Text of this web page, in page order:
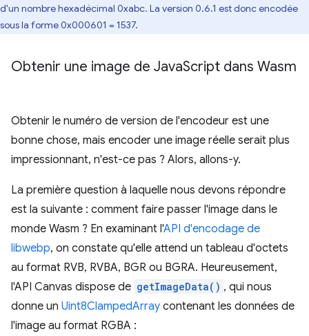
d'un nombre hexadécimal 0xabc. La version 0.6.1 est donc encodée
sous la forme 0x000601 = 1537.
Obtenir une image de JavaScript dans Wasm
Obtenir le numéro de version de l'encodeur est une
bonne chose, mais encoder une image réelle serait plus
impressionnant, n'est-ce pas ? Alors, allons-y.
La première question à laquelle nous devons répondre
est la suivante : comment faire passer l'image dans le
monde Wasm ? En examinant l'API d'encodage de
libwebp, on constate qu'elle attend un tableau d'octets
au format RVB, RVBA, BGR ou BGRA. Heureusement,
l'API Canvas dispose de getImageData() , qui nous
donne un Uint8ClampedArray contenant les données de
l'image au format RGBA :